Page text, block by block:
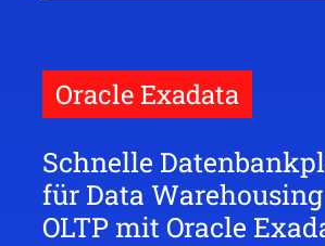
Oracle Exadata
Schnelle
für Data
OLTP mit Oracle